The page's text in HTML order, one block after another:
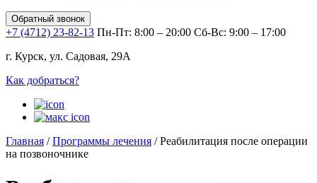
Обратный звонок
+7 (4712) 23-82-13 Пн-Пт: 8:00 – 20:00 Сб-Вс: 9:00 – 17:00
г. Курск, ул. Садовая, 29А
Как добраться?
Главная /Программы лечения /Реабилитация после операции
на позвоночнике